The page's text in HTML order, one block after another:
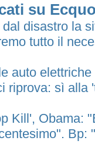
su
disastro la
tutto il
auto elettriche
riprova: sì alla
Kill', Obama:
Bp: